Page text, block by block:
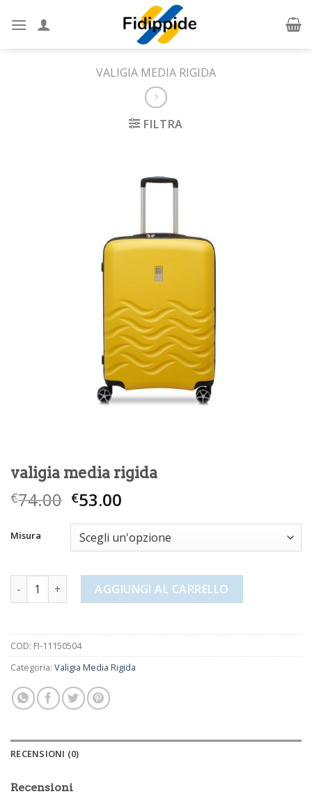
VALIGIA MEDIA RIGIDA
FILTRA
valigia media rigida
€74.00 €53.00
Misura
valigia media rigida quantitàAGGIUNGI AL CARRELLO
COD: FI-11150504
Categoria: Valigia Media Rigida
RECENSIONI (0)
Recensioni